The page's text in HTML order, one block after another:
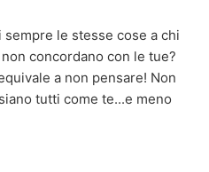
sempre le stesse cose a chi
concordano con le tue?
a non pensare! Non
tutti come te...e meno